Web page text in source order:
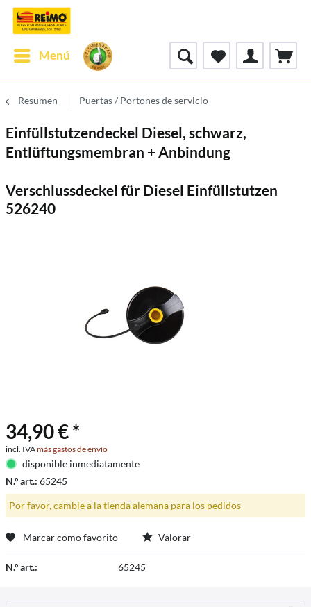
Menú
Resumen Puertas / Portones de servicio
Einfüllstutzendeckel Diesel, schwarz,
Entlüftungsmembran + Anbindung
Verschlussdeckel für Diesel Einfüllstutzen
526240
34,90 € *
incl. IVAmás gastos de envío
disponible inmediatamente
N.º art.: 65245
Por favor, cambie a la tienda alemana para los pedidos
Marcar como favorito Valorar
N.º art.: 65245